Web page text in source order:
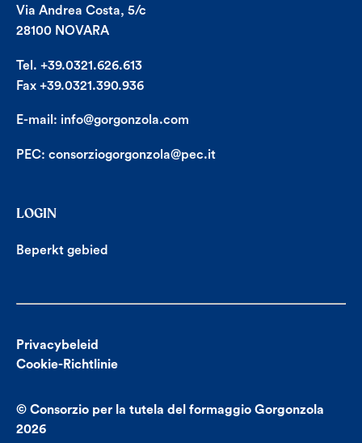
Via Andrea Costa, 5/c
28100 NOVARA
Tel. +39.0321.626.613
Fax +39.0321.390.936
E-mail: info@gorgonzola.com
PEC: consorziogorgonzola@pec.it
LOGIN
Beperkt gebied
Privacybeleid
Cookie-Richtlinie
© Consorzio per la tutela del formaggio Gorgonzola
2026